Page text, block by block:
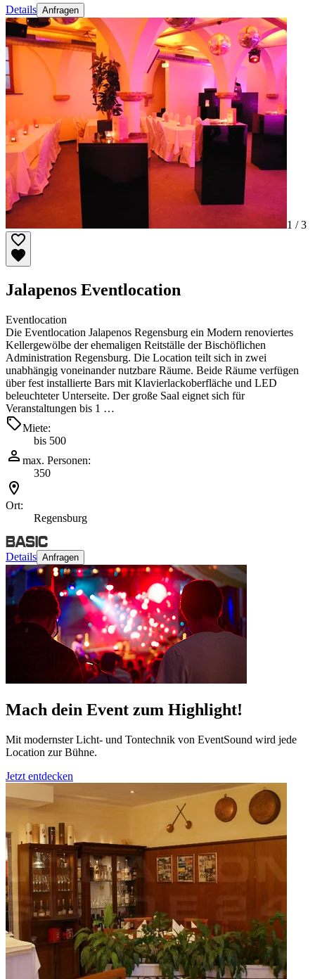
Details Anfragen
1 /3
Jalapenos Eventlocation
Eventlocation
Die Eventlocation Jalapenos Regensburg ein Modern renoviertes
Kellergewölbe der ehemaligen Reitställe der Bischöflichen
Administration Regensburg. Die Location teilt sich in zwei
unabhängig voneinander nutzbare Räume. Beide Räume verfügen
über fest installierte Bars mit Klavierlackoberfläche und LED
beleuchteter Unterseite. Der große Saal eignet sich für
Veranstaltungen bis 1 …
Miete:
bis 500
max. Personen:
350
Ort:
Regensburg
Details Anfragen
Mach dein Event zum Highlight!
Mit modernster Licht- und Tontechnik von EventSound wird jede
Location zur Bühne.
Jetzt entdecken